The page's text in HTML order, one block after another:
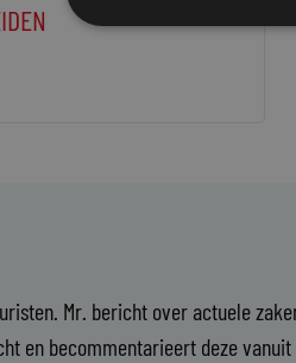
Mr. bericht over actuele
en becommentarieert deze vanuit